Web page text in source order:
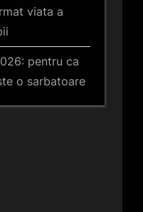
viata a
pentru ca
o sarbatoare